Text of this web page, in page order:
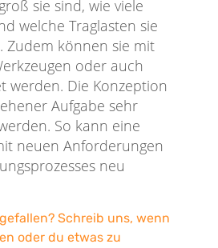
sie sind, wie viele
welche Traglasten sie
Zudem können sie mit
oder auch
werden. Die Konzeption
Aufgabe sehr
So kann eine
neuen Anforderungen
neu
Schreib uns, wenn
oder du etwas zu